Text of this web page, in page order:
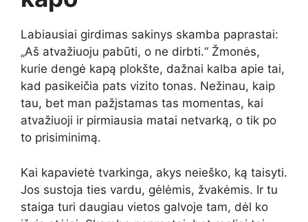
Labiausiai girdimas sakinys skamba paprastai:
„Aš atvažiuoju pabūti, o ne dirbti.“ Žmonės,
kurie dengė kapą plokšte, dažnai kalba apie tai,
kad pasikeičia pats vizito tonas. Nežinau, kaip
tau, bet man pažįstamas tas momentas, kai
atvažiuoji ir pirmiausia matai netvarką, o tik po
to prisiminimą.
Kai kapavietė tvarkinga, akys neieško, ką taisyti.
Jos sustoja ties vardu, gėlėmis, žvakėmis. Ir tu
staiga turi daugiau vietos galvoje tam, dėl ko